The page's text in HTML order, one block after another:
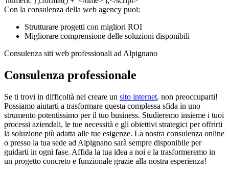
Con la consulenza della web agency puoi:
Strutturare progetti con migliori ROI
Migliorare comprensione delle soluzioni disponibili
Consulenza siti web professionali ad Alpignano
Consulenza professionale
Se ti trovi in difficoltà nel creare un sito internet, non preoccuparti!
Possiamo aiutarti a trasformare questa complessa sfida in uno
strumento potentissimo per il tuo business. Studieremo insieme i tuoi
processi aziendali, le tue necessità e gli obiettivi strategici per offrirti
la soluzione più adatta alle tue esigenze. La nostra consulenza online
o presso la tua sede ad Alpignano sarà sempre disponibile per
guidarti in ogni fase. Affida la tua idea a noi e la trasformeremo in
un progetto concreto e funzionale grazie alla nostra esperienza!